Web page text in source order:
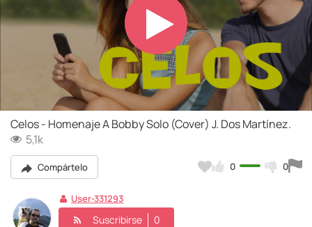
Play
Video
Celos - Homenaje A Bobby Solo (Cover) J. Dos Martínez.
5,1k
Compártelo 0 0
User-331293
Suscribirse 0